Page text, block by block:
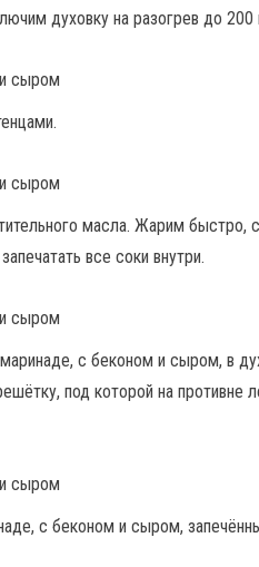
духовку на разогрев до 200
масла. Жарим быстро,
все соки внутри.
с беконом и сыром, в
под которой на противне
с беконом и сыром,